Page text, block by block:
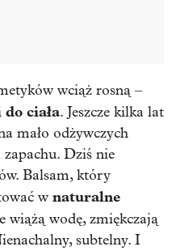
wciąż rosną –
ciała. Jeszcze kilka lat
mało odżywczych
zapachu. Dziś nie
Balsam, który
w naturalne
wiążą wodę, zmiękczają
subtelny. I